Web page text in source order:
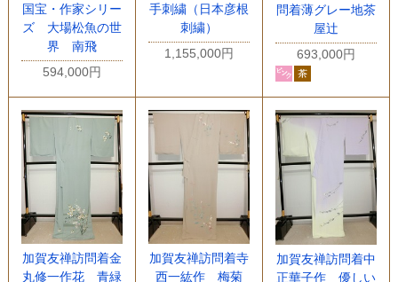
国宝・作家シリー
ズ 大場松魚の世
界 南飛
594,000円
手刺繍（日本彦根
刺繍）
1,155,000円
問着薄グレー地茶
屋辻
693,000円
加賀友禅訪問着金
丸修一作花 青緑
加賀友禅訪問着寺
西一紘作 梅菊
加賀友禅訪問着中
正華子作 優しい